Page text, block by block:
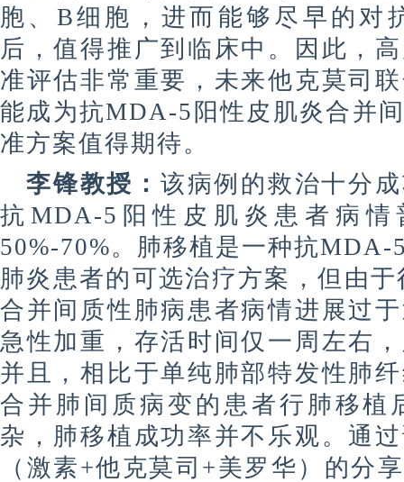
胞、B细胞，进而能够 尽早的对
后，值得推广到临床中。因此，
准评估非常重要，未来他克莫司
能成为抗MDA-5阳性皮肌炎合并
准方案值得期待。
李锋教授： 该病例的救治十分
抗 MDA-5阳性皮肌炎患者病
50%-70%。肺移植是一种抗
肺炎患者的可选治疗方案，但由于
合并间质性肺病患者病情进展过
急性加重，存活时间仅一周左右
并且，相比于单纯肺部特发性肺
合并肺间质病变的患者行肺移植
杂，肺移植成功率并不乐观。通
（激素+他克莫司+美罗华）的分